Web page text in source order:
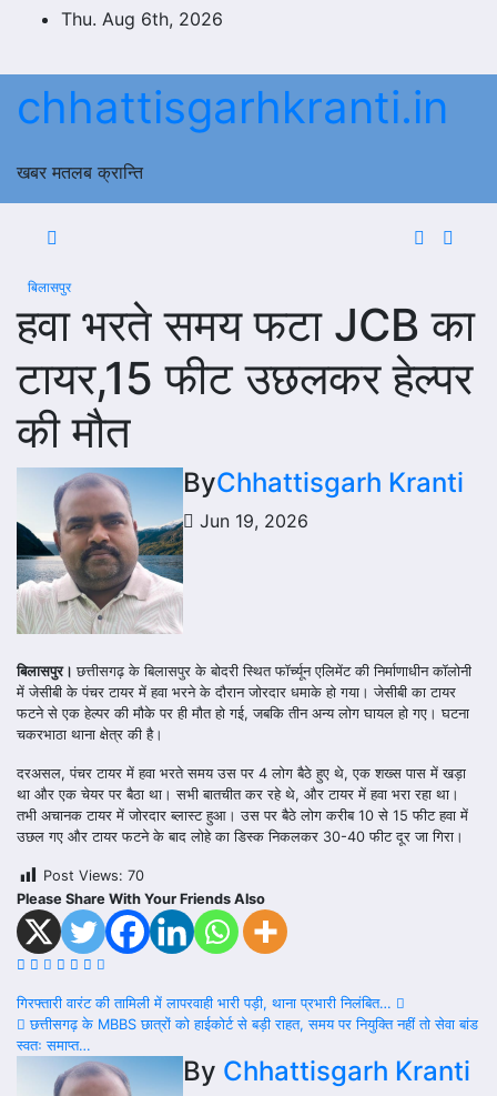
Thu. Aug 6th, 2026
chhattisgarhkranti.in
खबर मतलब क्रान्ति
बिलासपुर
हवा भरते समय फटा JCB का
टायर,15 फीट उछलकर हेल्पर
की मौत
ByChhattisgarh Kranti
Jun 19, 2026
बिलासपुर।छत्तीसगढ़ के बिलासपुर के बोदरी स्थित फॉर्च्यून एलिमेंट की निर्माणाधीन कॉलोनी
में जेसीबी के पंचर टायर में हवा भरने के दौरान जोरदार धमाके हो गया। जेसीबी का टायर
फटने से एक हेल्पर की मौके पर ही मौत हो गई, जबकि तीन अन्य लोग घायल हो गए। घटना
चकरभाठा थाना क्षेत्र की है।
दरअसल, पंचर टायर में हवा भरते समय उस पर 4 लोग बैठे हुए थे, एक शख्स पास में खड़ा
था और एक चेयर पर बैठा था। सभी बातचीत कर रहे थे, और टायर में हवा भरा रहा था।
तभी अचानक टायर में जोरदार ब्लास्ट हुआ। उस पर बैठे लोग करीब 10 से 15 फीट हवा में
उछल गए और टायर फटने के बाद लोहे का डिस्क निकलकर 30-40 फीट दूर जा गिरा।
Post Views: 70
Please Share With Your Friends Also
Post
navigation
गिरफ्तारी वारंट की तामिली में लापरवाही भारी पड़ी, थाना प्रभारी निलंबित…
छत्तीसगढ़ के MBBS छात्रों को हाईकोर्ट से बड़ी राहत, समय पर नियुक्ति नहीं तो सेवा बांड
स्वतः समाप्त…
By Chhattisgarh Kranti